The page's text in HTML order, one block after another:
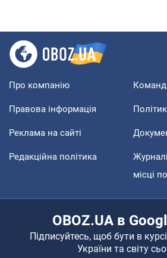
Про компанію
Правова інформація
Реклама на сайті
Редакційна політика
місці
OBOZ.UA в
Підписуйтесь, щоб бути в
України та світу